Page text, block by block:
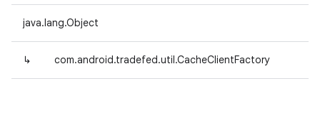
java.lang.Object
↳ com.android.tradefed.util.CacheClientFactory